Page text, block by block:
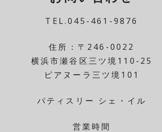
TEL.045-461-9876
住所：〒246-0022
横浜市瀬谷区三ツ境110-25
ピアヌーラ三ツ境101
パティスリー シェ・イル
営業時間